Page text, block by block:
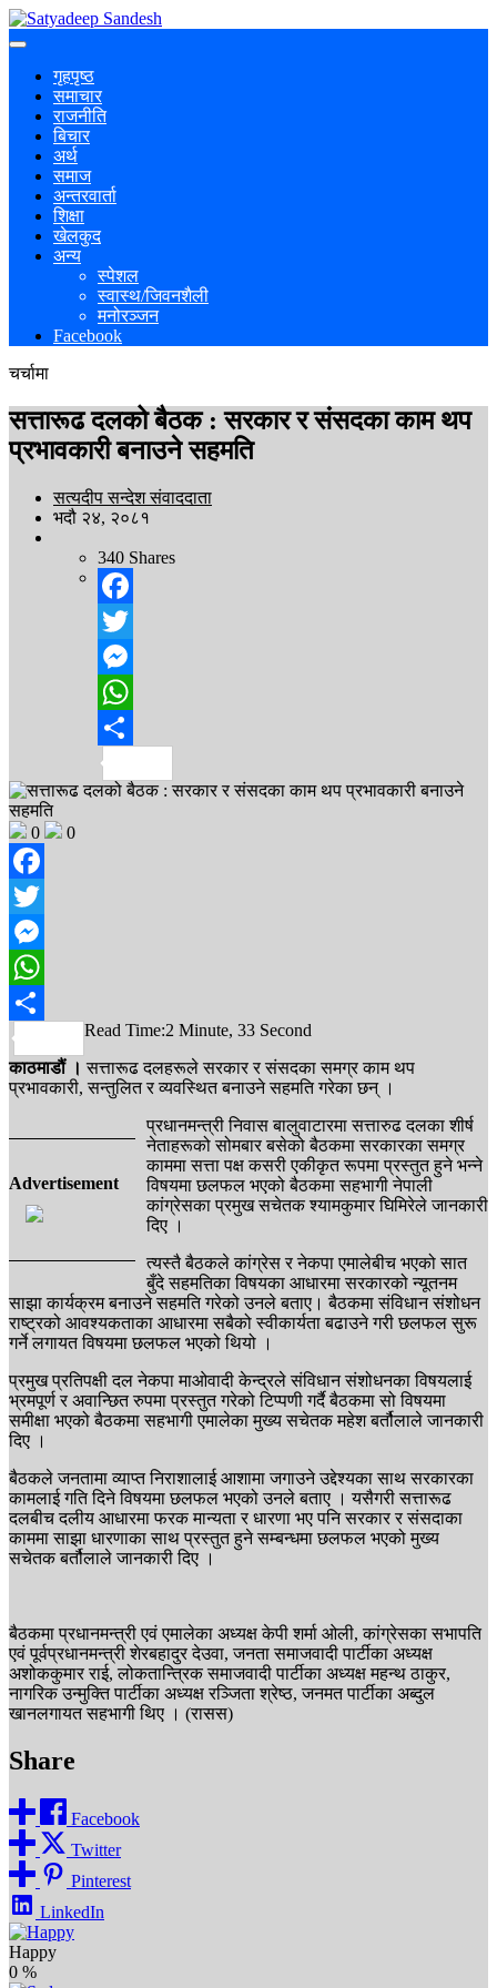
गृहपृष्ठ
समाचार
राजनीति
बिचार
अर्थ
समाज
अन्तरवार्ता
शिक्षा
खेलकुद
अन्य
स्पेशल
स्वास्थ/जिवनशैली
मनोरञ्जन
Facebook
चर्चामा
सत्तारूढ दलको बैठक : सरकार र संसदका काम थप
प्रभावकारी बनाउने सहमति
सत्यदीप सन्देश संवाददाता
भदौ २४, २०८१
340 Shares
Facebook
Twitter
Messenger
WhatsApp
0 0
Facebook
Twitter
Messenger
WhatsApp
Share
Read Time:2 Minute, 33 Second
काठमाडौं । सत्तारूढ दलहरूले सरकार र संसदका समग्र काम थप
प्रभावकारी, सन्तुलित र व्यवस्थित बनाउने सहमति गरेका छन् ।
Advertisement
प्रधानमन्त्री निवास बालुवाटारमा सत्तारुढ दलका शीर्ष
नेताहरूको सोमबार बसेको बैठकमा सरकारका समग्र
काममा सत्ता पक्ष कसरी एकीकृत रूपमा प्रस्तुत हुने भन्ने
विषयमा छलफल भएको बैठकमा सहभागी नेपाली
कांग्रेसका प्रमुख सचेतक श्यामकुमार घिमिरेले जानकारी
दिए ।
त्यस्तै बैठकले कांग्रेस र नेकपा एमालेबीच भएको सात
बुँदे सहमतिका विषयका आधारमा सरकारको न्यूतनम
साझा कार्यक्रम बनाउने सहमति गरेको उनले बताए। बैठकमा संविधान संशोधन
राष्ट्रको आवश्यकताका आधारमा सबैको स्वीकार्यता बढाउने गरी छलफल सुरू
गर्ने लगायत विषयमा छलफल भएको थियो ।
प्रमुख प्रतिपक्षी दल नेकपा माओवादी केन्द्रले संविधान संशोधनका विषयलाई
भ्रमपूर्ण र अवान्छित रुपमा प्रस्तुत गरेको टिप्पणी गर्दै बैठकमा सो विषयमा
समीक्षा भएको बैठकमा सहभागी एमालेका मुख्य सचेतक महेश बर्तौलाले जानकारी
दिए ।
बैठकले जनतामा व्याप्त निराशालाई आशामा जगाउने उद्देश्यका साथ सरकारका
कामलाई गति दिने विषयमा छलफल भएको उनले बताए । यसैगरी सत्तारूढ
दलबीच दलीय आधारमा फरक मान्यता र धारणा भए पनि सरकार र संसदाका
काममा साझा धारणाका साथ प्रस्तुत हुने सम्बन्धमा छलफल भएको मुख्य
सचेतक बर्तौलाले जानकारी दिए ।
बैठकमा प्रधानमन्त्री एवं एमालेका अध्यक्ष केपी शर्मा ओली, कांग्रेसका सभापति
एवं पूर्वप्रधानमन्त्री शेरबहादुर देउवा, जनता समाजवादी पार्टीका अध्यक्ष
अशोककुमार राई, लोकतान्त्रिक समाजवादी पार्टीका अध्यक्ष महन्थ ठाकुर,
नागरिक उन्मुक्ति पार्टीका अध्यक्ष रञ्जिता श्रेष्ठ, जनमत पार्टीका अब्दुल
खानलगायत सहभागी थिए । (रासस)
Share
Facebook
Twitter
Pinterest
LinkedIn
Happy
0 %